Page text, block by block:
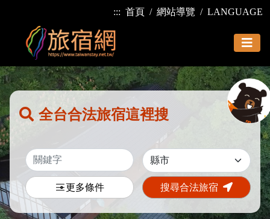
::: 首頁 網站導覽 LANGUAGE
全台合法旅宿這裡搜
更多條件 搜尋合法旅宿